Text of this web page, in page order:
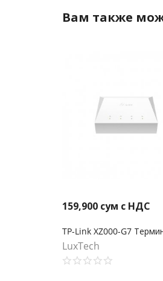
Вам также
159,900 сум с НДС
LuxTech